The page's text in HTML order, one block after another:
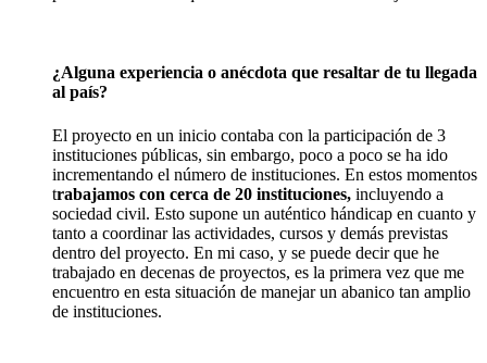
¿Alguna experiencia o anécdota que resaltar de tu llegada
al país?
El proyecto en un inicio contaba con la participación de 3
instituciones públicas, sin embargo, poco a poco se ha ido
incrementando el número de instituciones. En estos momentos
trabajamos con cerca de 20 instituciones, incluyendo a
sociedad civil. Esto supone un auténtico hándicap en cuanto y
tanto a coordinar las actividades, cursos y demás previstas
dentro del proyecto. En mi caso, y se puede decir que he
trabajado en decenas de proyectos, es la primera vez que me
encuentro en esta situación de manejar un abanico tan amplio
de instituciones.